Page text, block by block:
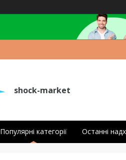
shock-market
Популярні категорії Останні